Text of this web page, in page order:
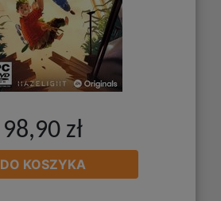
98,90 zł
DO KOSZYKA